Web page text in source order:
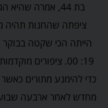
בת 44, אמרה
ציפתה שהחנות תהיה
19: 00. ציפורים
כדי להימנע מתורים
מחדש לאחר ארבעה